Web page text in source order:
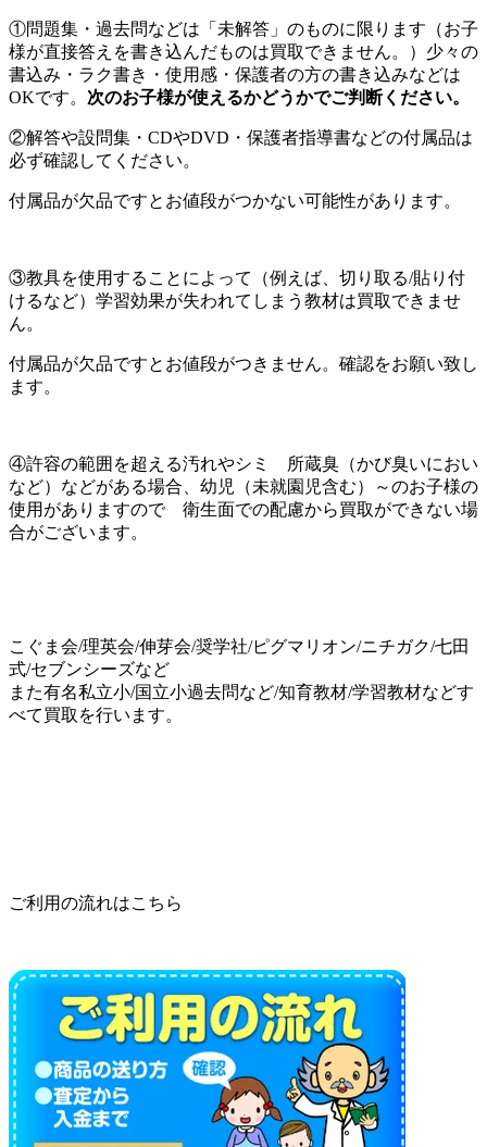
①問題集・過去問などは「未解答」のものに限ります（お子
様が直接答えを書き込んだものは買取できません。）少々の
書込み・ラク書き・使用感・保護者の方の書き込みなどは
OKです。 次のお子様が使えるかどうかでご判断ください。
②解答や設問集・CDやDVD・保護者指導書などの付属品は
必ず確認してください。
付属品が欠品ですとお値段がつかない可能性があります。
③教具を使用することによって（例えば、切り取る/貼り付
けるなど）学習効果が失われてしまう教材は買取できませ
ん。
付属品が欠品ですとお値段がつきません。確認をお願い致し
ます。
④許容の範囲を超える汚れやシミ 所蔵臭（かび臭いにおい
など）などがある場合、幼児（未就園児含む）～のお子様の
使用がありますので 衛生面での配慮から買取ができない場
合がございます。
こぐま会/理英会/伸芽会/奨学社/ピグマリオン/ニチガク/七田
式/セブンシーズなど
また有名私立小/国立小過去問など/知育教材/学習教材などす
べて買取を行います。
ご利用の流れはこちら